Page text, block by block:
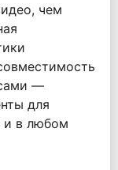
чем
—
для
и в любом